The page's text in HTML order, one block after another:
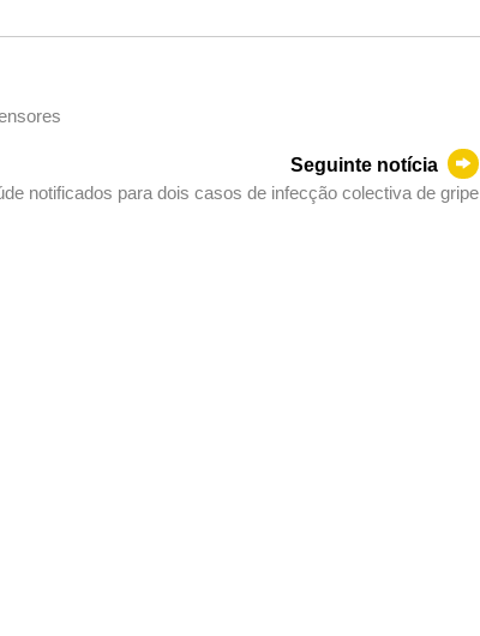
Seguinte notícia
notificados para dois casos de infecção colectiva de gripe